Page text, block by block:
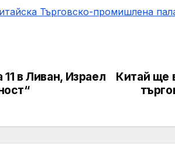
Търговско-промишлена
Китай ще
в Ливан, Израел